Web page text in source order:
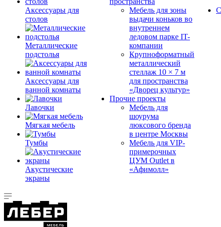
Аксессуары для
столов
Металлические
подстолья
Аксессуары для
ванной комнаты
Лавочки
Мягкая мебель
Тумбы
Акустические
экраны
Мебель для зоны
выдачи коньков во
внутреннем
ледовом парке IT-
компании
Крупноформатный
металлический
стеллаж 10 × 7 м
для пространства
«Дворец культур»
Прочие проекты
Мебель для
шоурума
люксового бренда
в центре Москвы
Мебель для VIP-
примерочных
ЦУМ Outlet в
«Афимолл»